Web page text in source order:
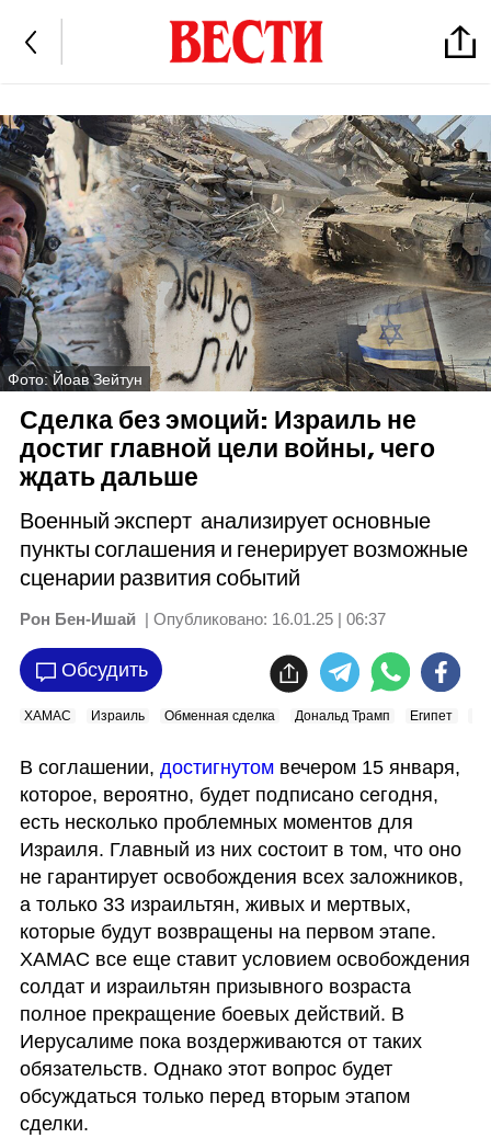
Фото: Йоав Зейтун
Сделка без эмоций: Израиль не
достиг главной цели войны, чего
ждать дальше
Военный эксперт анализирует основные
пункты соглашения и генерирует возможные
сценарии развития событий
Рон Бен-Ишай | Опубликовано: 16.01.25 | 06:37
Обсудить
ХАМАС Израиль Обменная сделка Дональд Трамп Египет
В соглашении, достигнутом вечером 15 января,
которое, вероятно, будет подписано сегодня,
есть несколько проблемных моментов для
Израиля. Главный из них состоит в том, что оно
не гарантирует освобождения всех заложников,
а только 33 израильтян, живых и мертвых,
которые будут возвращены на первом этапе.
ХАМАС все еще ставит условием освобождения
солдат и израильтян призывного возраста
полное прекращение боевых действий. В
Иерусалиме пока воздерживаются от таких
обязательств. Однако этот вопрос будет
обсуждаться только перед вторым этапом
сделки.